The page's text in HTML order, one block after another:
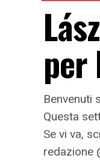
per
Benvenuti
Questa
Se vi va,
redazione